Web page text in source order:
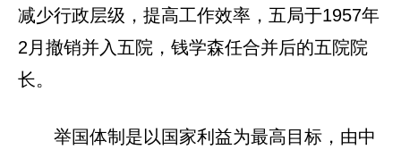
减少行政层级，提高工作效率，五局于1957年
2月撤销并入五院，钱学森任合并后的五院院
长。
举国体制是以国家利益为最高目标，由中